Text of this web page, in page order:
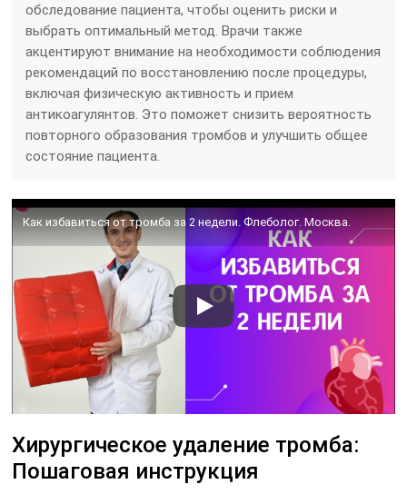
обследование пациента, чтобы оценить риски и
выбрать оптимальный метод. Врачи также
акцентируют внимание на необходимости соблюдения
рекомендаций по восстановлению после процедуры,
включая физическую активность и прием
антикоагулянтов. Это поможет снизить вероятность
повторного образования тромбов и улучшить общее
состояние пациента.
Как избавиться от тромба за 2 недели. Флеболог. Москва.
Хирургическое удаление тромба:
Пошаговая инструкция